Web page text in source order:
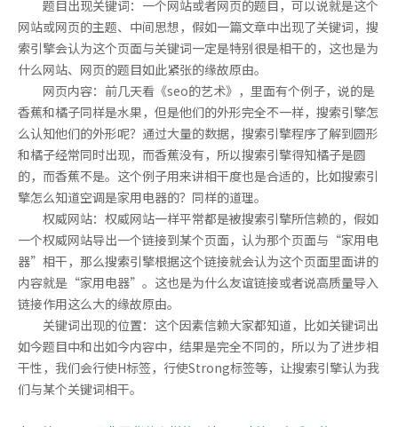
题目出现关键词：一个网站或者网页的题目，可以说就是这个
网站或网页的主题、中间思想，假如一篇文章中出现了关键词，搜
索引擎会认为这个页面与关键词一定是特别很是相干的，这也是为
什么网站、网页的题目如此紧张的缘故原由。
网页内容：前几天看《seo的艺术》，里面有个例子，说的是
香蕉和橘子同样是水果，但是他们的外形完全不一样，搜索引擎怎
么认知他们的外形呢？通过大量的数据，搜索引擎程序了解到圆形
和橘子经常同时出现，而香蕉没有，所以搜索引擎得知橘子是圆
的，而香蕉不是。这个例子用来讲相干度也是合适的，比如搜索引
擎怎么知道空调是家用电器的？同样的道理。
权威网站：权威网站一样平常都是被搜索引擎所信赖的，假如
一个权威网站导出一个链接到某个页面，认为那个页面与“家用电
器”相干，那么搜索引擎根据这个链接就会认为这个页面里面讲的
内容就是“家用电器”。这也是为什么友谊链接或者说高质量导入
链接作用这么大的缘故原由。
关键词出现的位置：这个因素信赖大家都知道，比如关键词出
如今题目中和出如今内容中，结果是完全不同的，所以为了进步相
干性，我们会行使H标签，行使Strong标签等，让搜索引擎认为我
们与某个关键词相干。